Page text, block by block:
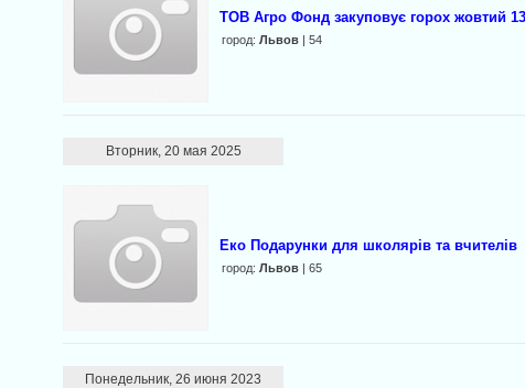
ТОВ Агро Фонд закуповує горох жовтий
город:Львов | 54
Вторник, 20 мая 2025
Еко Подарунки для школярів та вчителів
город:Львов | 65
Понедельник, 26 июня 2023